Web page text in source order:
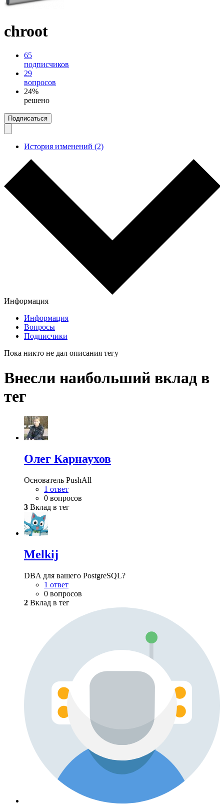
chroot
65
подписчиков
29
вопросов
24%
решено
Подписаться
История изменений (2)
Информация
Информация
Вопросы
Подписчики
Пока никто не дал описания тегу
Внесли наибольший вклад в
тег
Олег Карнаухов
Основатель PushAll
1 ответ
0 вопросов
3 Вклад в тег
Melkij
DBA для вашего PostgreSQL?
1 ответ
0 вопросов
2 Вклад в тег